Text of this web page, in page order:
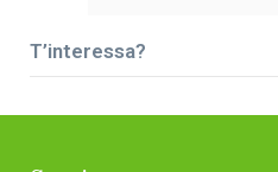
T’interessa?